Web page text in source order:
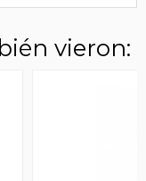
vieron: